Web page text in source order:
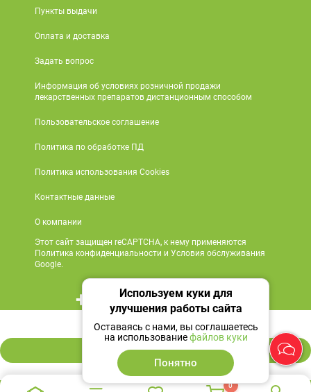
2 431 ₽
В корзину
Пункты выдачи
Оплата и доставка
Задать вопрос
Информация об условиях розничной продажи
лекарственных препаратов дистанционным способом
Пользовательское соглашение
Политика по обработке ПД
Политика использования Cookies
Контактные данные
О компании
Этот сайт защищен reCAPTCHA, к нему применяются
Политика конфиденциальности и Условия обслуживания
Google.
+7 495 419 18 18
Мы в социальных сетях
0
Используем куки для
улучшения работы сайта
Оставаясь с нами, вы соглашаетесь
на использованиефайлов куки
Понятно